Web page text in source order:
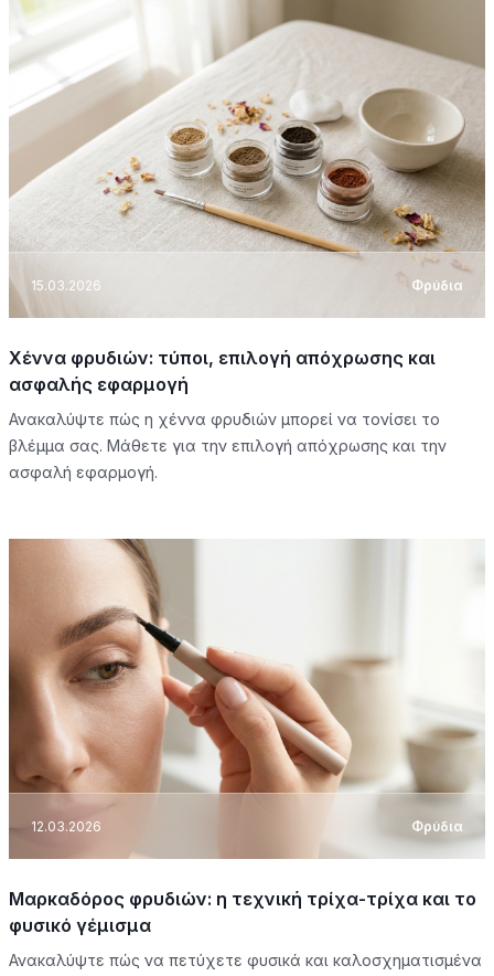
15.03.2026 Φρύδια
Χέννα φρυδιών: τύποι, επιλογή απόχρωσης και
ασφαλής εφαρμογή
Ανακαλύψτε πώς η χέννα φρυδιών μπορεί να τονίσει το
βλέμμα σας. Μάθετε για την επιλογή απόχρωσης και την
ασφαλή εφαρμογή.
12.03.2026 Φρύδια
Μαρκαδόρος φρυδιών: η τεχνική τρίχα-τρίχα και το
φυσικό γέμισμα
Ανακαλύψτε πώς να πετύχετε φυσικά και καλοσχηματισμένα